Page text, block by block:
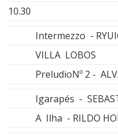
10.30
Intermezzo -
VILLA LOBOS
PreludioNº 2 -
Igarapés -
A Ilha - RILDO